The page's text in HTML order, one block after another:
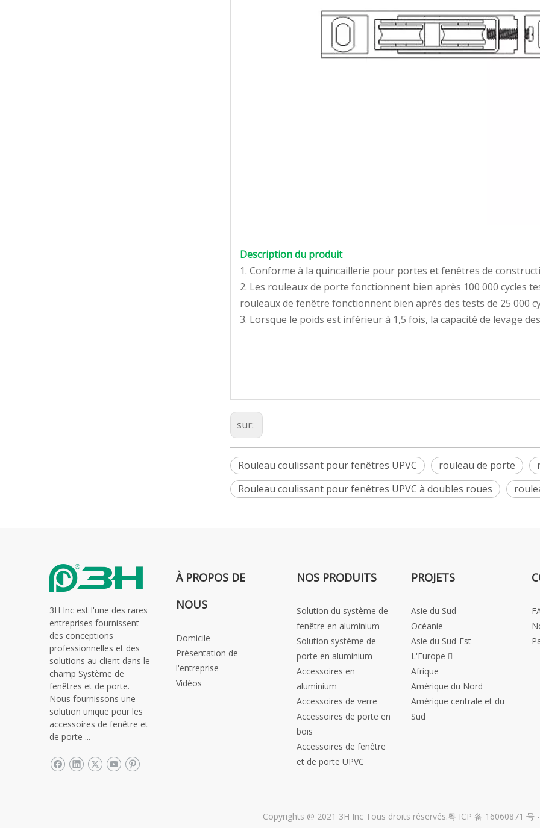
Description du produit
1. Conforme à la quincaillerie pour portes et fenêtres de
2. Les rouleaux de porte fonctionnent bien après 100 000 cycles
rouleaux de fenêtre fonctionnent bien après des tests de 25 000
3. Lorsque le poids est inférieur à 1,5 fois, la capacité de levage
sur:
Rouleau coulissant pour fenêtres UPVC rouleau de porte
Rouleau coulissant pour fenêtres UPVC à doubles roues
3H Inc est l'une des rares
entreprises fournissent
des conceptions
professionnelles et des
solutions au client dans le
champ Système de
fenêtres et de porte.
Nous fournissons une
solution unique pour les
accessoires de fenêtre et
de porte ...
À PROPOS DE
NOUS
Domicile
Présentation de
l'entreprise
Vidéos
NOS PRODUITS
Solution du système de
fenêtre en aluminium
Solution système de
porte en aluminium
Accessoires en
aluminium
Accessoires de verre
Accessoires de porte en
bois
Accessoires de fenêtre
et de porte UPVC
PROJETS
Asie du Sud
Océanie
Asie du Sud-Est
L'Europe 
Afrique
Amérique du Nord
Amérique centrale et du
Sud
Copyrights @ 2021 3H Inc Tous droits réservés.粤 ICP 备 16060871 号